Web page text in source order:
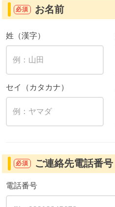
必須 お名前
姓（漢字）
セイ（カタカナ）
必須 ご連絡先電話番号
電話番号